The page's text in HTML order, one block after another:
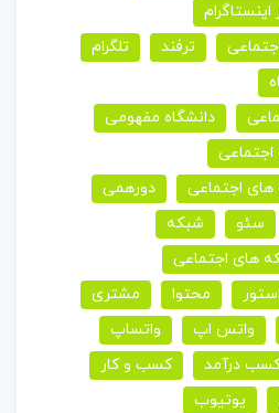
ترفند
تلگرام
دانشگاه مفهومی
اجتماعی
دورهمی
سئو
شبکه
های اجتماعی
محتوا
مشتری
واتس اپ
واتساپ
درآمد
کسب و کار
یوتیوب